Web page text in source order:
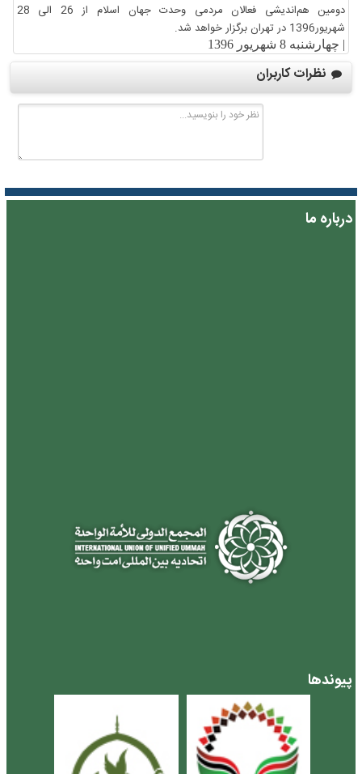
دومین هم‌اندیشی فعالان مردمی وحدت جهان اسلام از 26 الی 28
شهریور1396 در تهران برگزار خواهد شد.
| چهارشنبه 8 شهریور 1396
نظرات کاربران
درباره ما
پیوندها